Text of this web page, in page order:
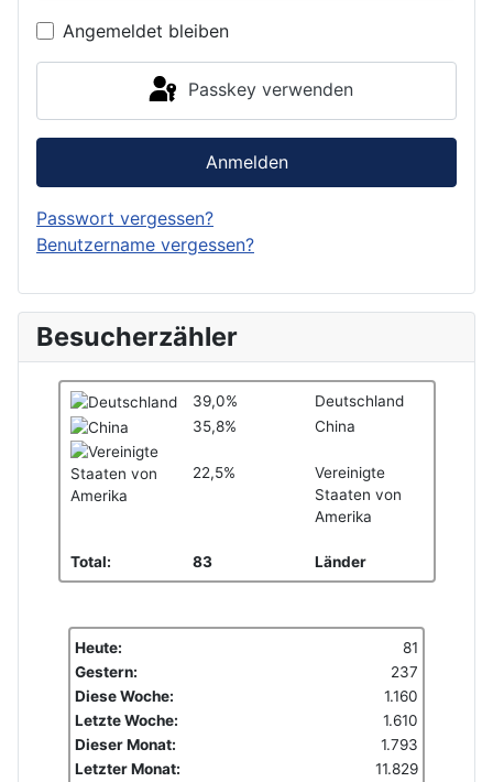
Angemeldet bleiben
Passkey verwenden
Anmelden
Passwort vergessen?
Benutzername vergessen?
Besucherzähler
39,0%
Deutschland
35,8%
China
22,5%
Vereinigte
Staaten von
Amerika
Total: 83 Länder
Heute:
81
Gestern:
237
Diese Woche:
1.160
Letzte Woche:
1.610
Dieser Monat:
1.793
Letzter Monat:
11.829